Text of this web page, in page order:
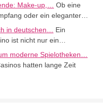
Make-up,…
Ob eine
oder ein eleganter…
in deutschen…
Ein
ist nicht nur ein…
moderne Spielotheken…
hatten lange Zeit